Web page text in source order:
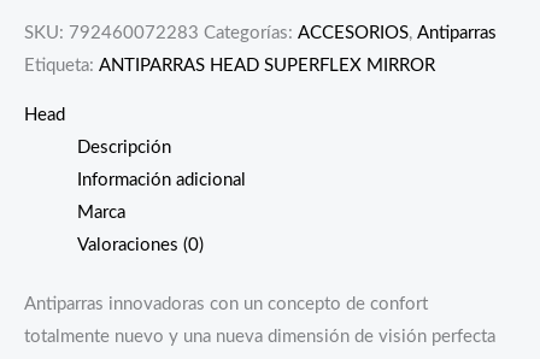
SKU: 792460072283 Categorías: ACCESORIOS, Antiparras
Etiqueta: ANTIPARRAS HEAD SUPERFLEX MIRROR
Head
Descripción
Información adicional
Marca
Valoraciones (0)
Antiparras innovadoras con un concepto de confort
totalmente nuevo y una nueva dimensión de visión perfecta